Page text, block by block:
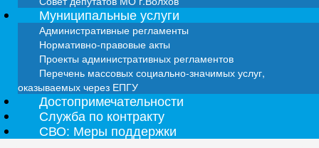
Муниципальные услуги
Административные регламенты
Нормативно-правовые акты
Проекты административных регламентов
Перечень массовых социально-значимых услуг,
оказываемых через ЕПГУ
Достопримечательности
Служба по контракту
СВО: Меры поддержки